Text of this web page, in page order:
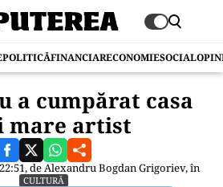
POLITICĂFINANCIARECONOMIESOCIAL
a cumpărat casa
mare artist
deAlexandru Bogdan Grigoriev, în
CULTURĂ